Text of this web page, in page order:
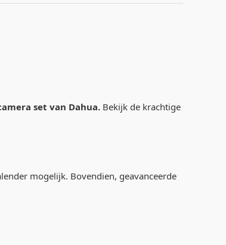
set van Dahua. Bekijk de krachtige
mogelijk. Bovendien, geavanceerde